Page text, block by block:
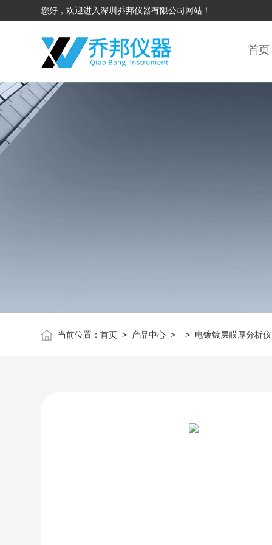
您好，欢迎进入深圳乔邦仪器有限公司网站！
首页
当前位置：首页 > 产品中心 > > 电镀镀层膜厚分析仪